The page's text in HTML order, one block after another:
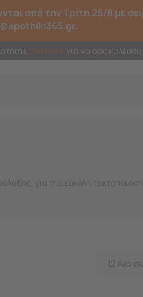
από την Τρίτη 25/8 με
Call Back για να σας
για πιο εύκολη
12 Ανά